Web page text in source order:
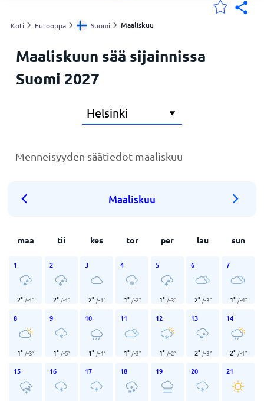
Koti
Koti Eurooppa Suomi Maaliskuu
Maaliskuun sää sijainnissa
Suomi 2027
Menneisyyden säätiedot maaliskuu
Maaliskuu
maa tii kes tor per lau sun
1
2° /-1°
2
2° /-1°
3
2° /-1°
4
1° /-2°
5
1° /-3°
6
2° /-3°
7
1° /-4°
8
1° /-3°
9
1° /-5°
10
1° /-4°
11
1° /-3°
12
1° /-2°
13
2° /-3°
14
2° /-1°
15 16 17 18 19 20 21